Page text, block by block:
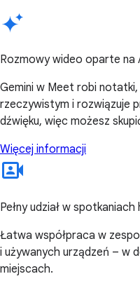
Rozmowy wideo oparte na
Gemini w Meet robi
rzeczywistym i rozwiązuje
dźwięku, więc możesz
Więcej informacji
Pełny udział w
Łatwa współpraca w
i używanych urządzeń – w
miejscach.